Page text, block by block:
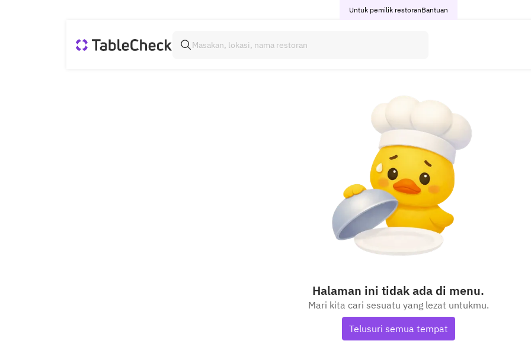
Untuk pemilik restoranBantuan
Halaman ini tidak ada di menu.
Mari kita cari sesuatu yang lezat untukmu.
Telusuri semua tempat